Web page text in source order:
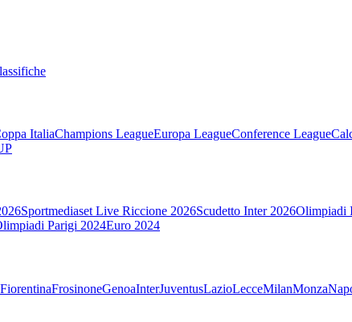
ItaliaChampions LeagueEuropa LeagueConference League
Sportmediaset Live Riccione 2026Scudetto Inter 2026Olimpiadi
Parigi 2024Euro 2024
FiorentinaFrosinoneGenoaInterJuventusLazioLecceMilanMonza